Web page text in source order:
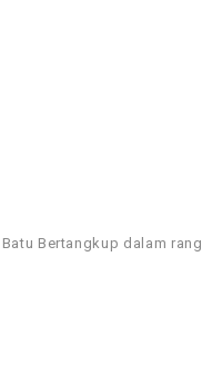
Bertangkup dalam